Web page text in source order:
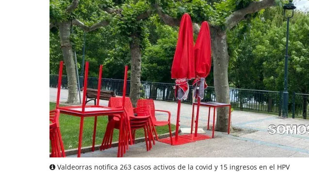
Valdeorras notifica 263 casos activos de la covid y 15 ingresos en el HPV